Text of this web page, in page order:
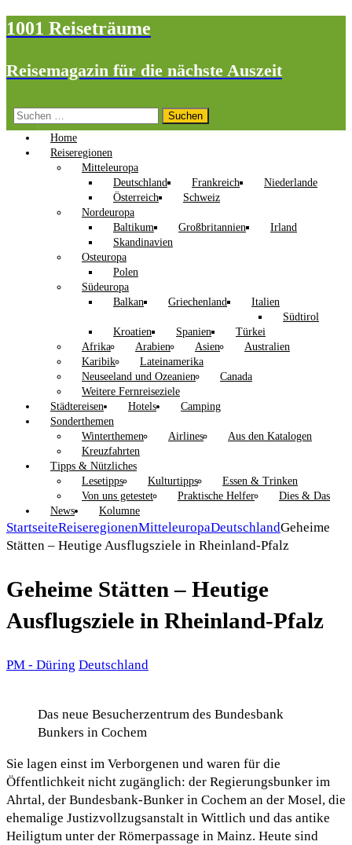
1001 Reiseträume
Reisemagazin für die nächste Auszeit
Suchen
nach:
Home
Reiseregionen
Mitteleuropa
Deutschland
Frankreich
Niederlande
Österreich
Schweiz
Nordeuropa
Baltikum
Großbritannien
Irland
Skandinavien
Osteuropa
Polen
Südeuropa
Balkan
Griechenland
Italien
Südtirol
Kroatien
Spanien
Türkei
Afrika
Arabien Asien
Australien
Karibik
Lateinamerika
Neuseeland und Ozeanien
Canada
Weitere Fernreiseziele
Städtereisen
Hotels
Camping
Sonderthemen
Winterthemen
Airlines
Aus den Katalogen
Kreuzfahrten
Tipps & Nützliches
Lesetipps
Kulturtipps
Essen & Trinken
Von uns getestet
Praktische Helfer
Dies & Das
News
Kolumne
StartseiteReiseregionenMitteleuropaDeutschlandGeheime
Stätten – Heutige Ausflugsziele in Rheinland-Pfalz
Geheime Stätten – Heutige
Ausflugsziele in Rheinland-Pfalz
PM - Düring Deutschland
Das neue Besucherzentrum des Bundesbank
Bunkers in Cochem
Sie lagen einst im Verborgenen und waren für die
Öffentlichkeit nicht zugänglich: der Regierungsbunker im
Ahrtal, der Bundesbank-Bunker in Cochem an der Mosel, die
ehemalige Justizvollzugsanstalt in Wittlich und das antike
Heiligtum unter der Römerpassage in Mainz. Heute sind